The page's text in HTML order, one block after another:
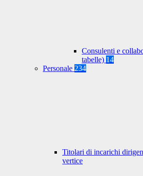
Consulenti e
tabelle) 14
Personale 234
Titolari di incarichi
vertice